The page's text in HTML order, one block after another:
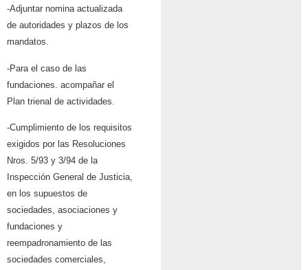
-Adjuntar nomina actualizada
de autoridades y plazos de los
mandatos.
-Para el caso de las
fundaciones. acompañar el
Plan trienal de actividades.
-Cumplimiento de los requisitos
exigidos por las Resoluciones
Nros. 5/93 y 3/94 de la
Inspección General de Justicia,
en los supuestos de
sociedades, asociaciones y
fundaciones y
reempadronamiento de las
sociedades comerciales,